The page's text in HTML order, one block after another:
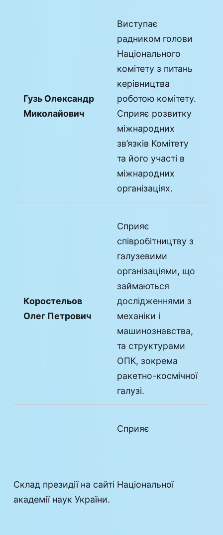
Гузь Олександр
Миколайович
Виступає
радником голови
Національного
комітету з питань
керівництва
роботою комітету.
Сприяє розвитку
міжнародних
зв’язків Комітету
та його участі в
міжнародних
організаціях.
Коростельов
Олег Петрович
Сприяє
співробітництву з
галузевими
організаціями, що
займаються
дослідженнями з
механіки і
машинознавства,
та структурами
ОПК, зокрема
ракетно-космічної
галузі.
Лобанов Леонід
Сприяє
матеріалознавчого
Склад президії на сайті Національної
академії наук України.